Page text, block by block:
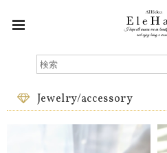
Jewelry/accessory